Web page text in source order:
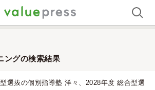
ングの検索結果
選抜の個別指導塾 洋々、2028年度 総合型選